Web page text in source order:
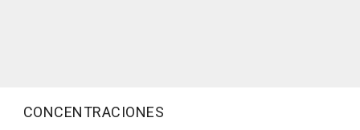
CONCENTRACIONES